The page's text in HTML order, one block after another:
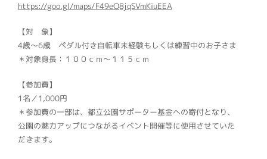
https://goo.gl/maps/F49eQ8jqSVmKiuEEA
【対 象】
4歳～6歳 ペダル付き自転車未経験もしくは練習中のお子さま
＊対象身長：１００ｃｍ～１１５ｃｍ
【参加費】
1名／1,000円
＊参加費の一部は、都立公園サポーター基金への寄付となり、
公園の魅力アップにつながるイベント開催等に使用させていた
だきます。